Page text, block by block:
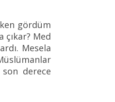
gördüm
çıkar? Med
Mesela
derece